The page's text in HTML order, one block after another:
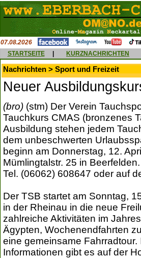
07.08.2026
STARTSEITE
KURZNACHRICHTEN
Nachrichten > Sport und Freizeit
Neuer
(bro) (stm) Der Verein
Tauchkurs CMAS (bronzenes
Ausbildung stehen jedem
dem unbeschwerten
beginn am Donnerstag, 12.
Mümlingtalstr. 25 in
Tel. (06062) 608647 oder auf
Der TSB startet am Sonntag,
in der Rheinau in die neue
zahlreiche Aktivitäten im
Ägypten, Wochenendfahrten
eine gemeinsame
Informationen gibt es auf der